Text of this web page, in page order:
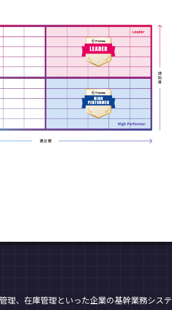
、在庫管理といった企業の基幹業務システ